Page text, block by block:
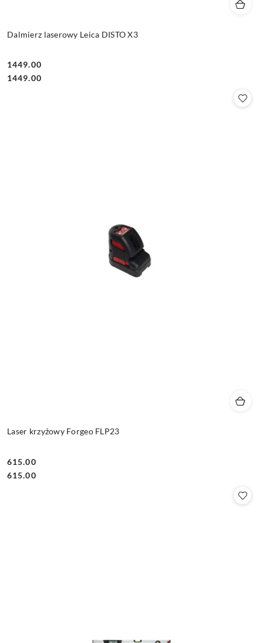
Dalmierz laserowy Leica DISTO X3
Cena:
1449.00
Cena:
1449.00
Laser krzyżowy Forgeo FLP23
Cena:
615.00
Cena:
615.00